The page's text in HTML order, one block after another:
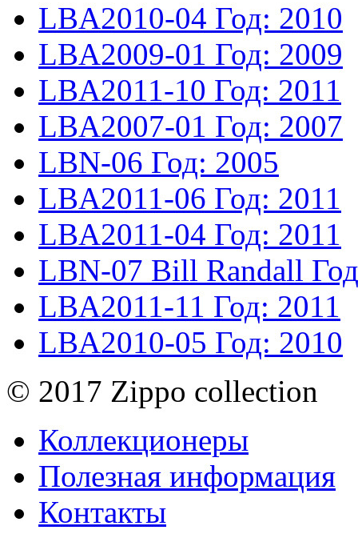
LBA2010-04 Год: 2010
LBA2009-01 Год: 2009
LBA2011-10 Год: 2011
LBA2007-01 Год: 2007
LBN-06 Год: 2005
LBA2011-06 Год: 2011
LBA2011-04 Год: 2011
LBN-07 Bill Randall
LBA2011-11 Год: 2011
LBA2010-05 Год: 2010
© 2017 Zippo collection
Коллекционеры
Полезная информация
Контакты